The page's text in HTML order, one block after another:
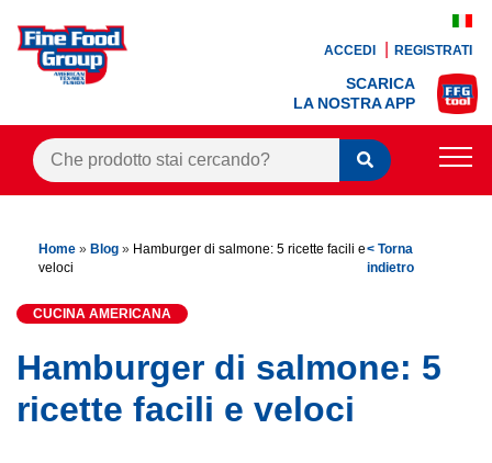
ACCEDI REGISTRATI
SCARICA
LA NOSTRA APP
BLOG
RICETTE
BONUS FEDELTÀ
OFFERTE
Home » Blog » Hamburger di salmone: 5 ricette facili e
veloci
< Torna
indietro
CUCINA AMERICANA
Hamburger di salmone: 5
ricette facili e veloci